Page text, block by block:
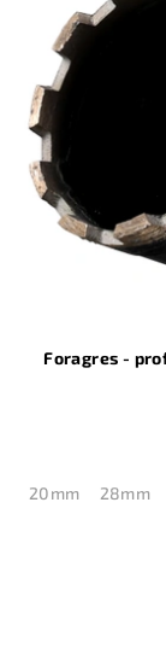
Foragres -
20mm 28mm